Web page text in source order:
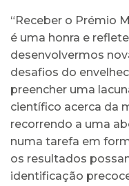
“Receber o Prémio
é uma honra e
desenvolvermos
desafios do
preencher uma
científico acerca da
recorrendo a uma
numa tarefa em
os resultados
identificação